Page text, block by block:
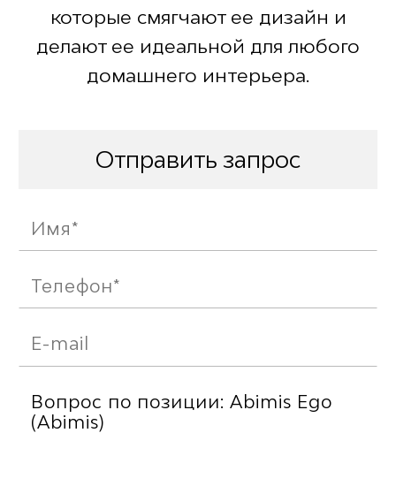
которые смягчают ее дизайн и
делают ее идеальной для любого
домашнего интерьера.
Отправить запрос